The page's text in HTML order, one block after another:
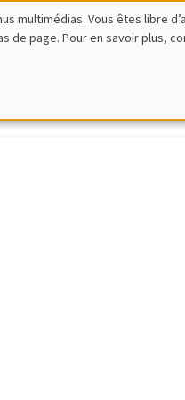
multimédias. Vous êtes libre
de page. Pour en savoir plus,